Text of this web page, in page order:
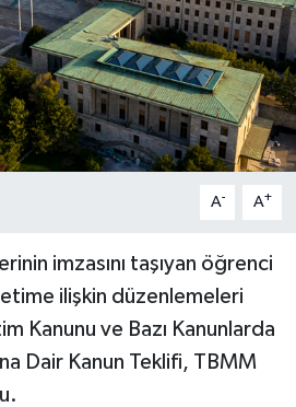
A- A+
imzasını taşıyan öğrenci
ilişkin düzenlemeleri
Kanunu ve Bazı Kanunlarda
Dair Kanun Teklifi, TBMM